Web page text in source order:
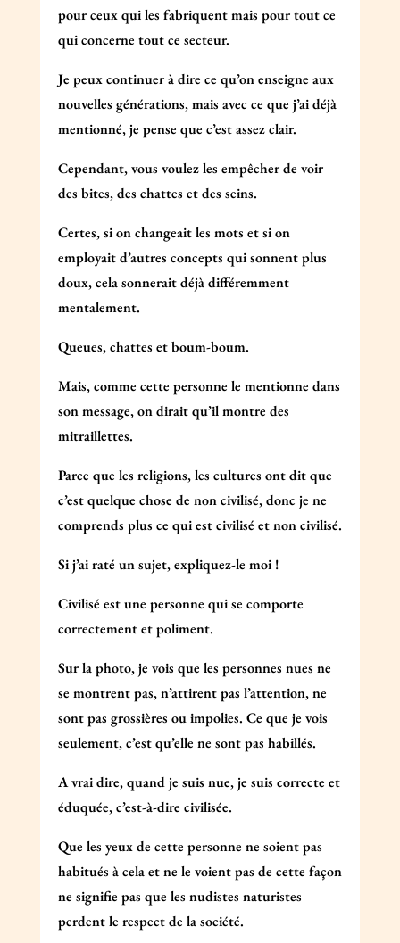
pour ceux qui les fabriquent mais pour tout ce
qui concerne tout ce secteur.
Je peux continuer à dire ce qu’on enseigne aux
nouvelles générations, mais avec ce que j’ai déjà
mentionné, je pense que c’est assez clair.
Cependant, vous voulez les empêcher de voir
des bites, des chattes et des seins.
Certes, si on changeait les mots et si on
employait d’autres concepts qui sonnent plus
doux, cela sonnerait déjà différemment
mentalement.
Queues, chattes et boum-boum.
Mais, comme cette personne le mentionne dans
son message, on dirait qu’il montre des
mitraillettes.
Parce que les religions, les cultures ont dit que
c’est quelque chose de non civilisé, donc je ne
comprends plus ce qui est civilisé et non civilisé.
Si j’ai raté un sujet, expliquez-le moi !
Civilisé est une personne qui se comporte
correctement et poliment.
Sur la photo, je vois que les personnes nues ne
se montrent pas, n’attirent pas l’attention, ne
sont pas grossières ou impolies. Ce que je vois
seulement, c’est qu’elle ne sont pas habillés.
A vrai dire, quand je suis nue, je suis correcte et
éduquée, c’est-à-dire civilisée.
Que les yeux de cette personne ne soient pas
habitués à cela et ne le voient pas de cette façon
ne signifie pas que les nudistes naturistes
perdent le respect de la société.